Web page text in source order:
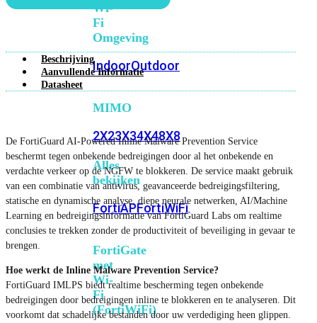
Wi-
Fi
Omgeving
IndoorOutdoor
MIMO
2X23X34X48X8
Alles
bekijken
FortiAPFortiWiFi
FortiGate
met
Wi-
Fi
(FortiWiFi)
Beschrijving
Aanvullende Informatie
Datasheet
De FortiGuard AI-Powered Inline Malware Prevention Service
beschermt tegen onbekende bedreigingen door al het onbekende en
verdachte verkeer op de NGFW te blokkeren. De service maakt gebruik
van een combinatie van antivirus, geavanceerde bedreigingsfiltering,
statische en dynamische analyse, diepe neurale netwerken, AI/Machine
Learning en bedreigingsinformatie van FortiGuard Labs om realtime
conclusies te trekken zonder de productiviteit of beveiliging in gevaar te
brengen.
Hoe werkt de Inline Malware Prevention Service?
FortiGuard IMLPS biedt realtime bescherming tegen onbekende
bedreigingen door bedreigingen inline te blokkeren en te analyseren. Dit
voorkomt dat schadelijke bestanden door uw verdediging heen glippen.